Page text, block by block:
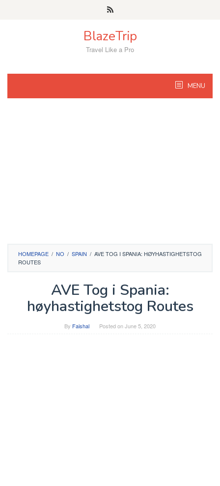
BlazeTrip
Travel Like a Pro
MENU
HOMEPAGE / NO / SPAIN / AVE TOG I SPANIA: HØYHASTIGHETSTOG
ROUTES
AVE Tog i Spania:
høyhastighetstog Routes
By Faishal Posted onJune 5, 2020